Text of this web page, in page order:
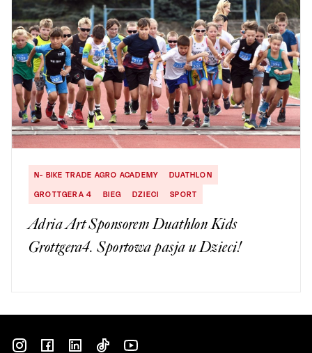
N- BIKE TRADE AGRO ACADEMY
DUATHLON
GROTTGERA 4
BIEG DZIECI SPORT
Adria Art Sponsorem Duathlon Kids
Grottgera4. Sportowa pasja u Dzieci!